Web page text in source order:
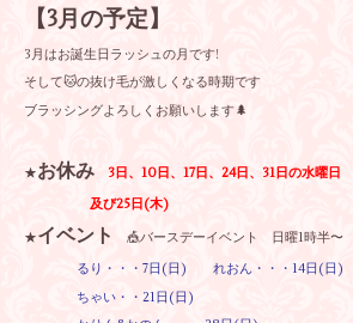
【3月の予定】
3月はお誕生日ラッシュの月です!
そして🐱の抜け毛が激しくなる時期です
ブラッシングよろしくお願いします🌲
★お休み 3日、10日、17日、24日、31日の水曜日
及び25日(木)
★イベント
🎪バースデーイベント 日曜1時半〜
るり・・・7日(日) れおん・・・14日(日)
ちゃい・・21日(日)